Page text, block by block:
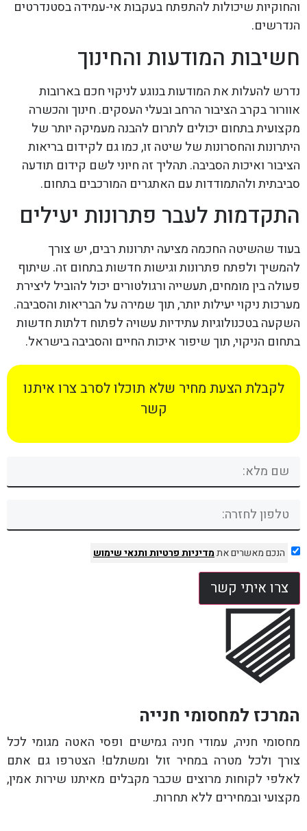
והחוקיות שיכולות להתפתח בעקבות אי-עמידה בסטנדרטים
הנדרשים.
חשיבות המודעות והחינוך
נדרש להעלות את המודעות בנוגע לניקוי חכם בארובות
אוורור בקרב הציבור הרחב ובעלי העסקים. חינוך והכשרה
מקצועית בתחום יכולים לתרום להבנה מעמיקה יותר של
היתרונות והחסרונות של שיטה זו, כמו גם לקידום בריאות
הציבור ואיכות הסביבה. תהליך זה חיוני לשם קידום תודעה
סביבתית ולהתמודדות עם האתגרים המורכבים בתחום.
התקדמות לעבר פתרונות יעילים
בעוד שהשיטה החכמה מציעה יתרונות רבים, יש צורך
להמשיך ולפתח פתרונות וגישות חדשות בתחום זה. שיתוף
פעולה בין מומחים, תעשייה ורגולטורים יכול להוביל ליצירת
מערכות ניקוי יעילות יותר, תוך שמירה על הבריאות והסביבה.
השקעה בטכנולוגיות עתידיות עשויה לפתוח דלתות חדשות
בתחום הניקוי, תוך שיפור איכות החיים והסביבה בישראל.
לקבלת הצעת מחיר שלא תוכלו לסרב צרו איתנו
קשר
הנכם מאשרים אתמדיניות פרטיותותנאי שימוש
צרו איתי קשר
המרכז למחסומי חנייה
מחסומי חניה, עמודי חניה גמישים ופסי האטה מגומי לכל
צורך ולכל מטרה במחיר זול ומשתלם! הצטרפו גם אתם
לאלפי לקוחות מרוצים שכבר מקבלים מאיתנו שירות אמין,
מקצועי ובמחירים ללא תחרות.